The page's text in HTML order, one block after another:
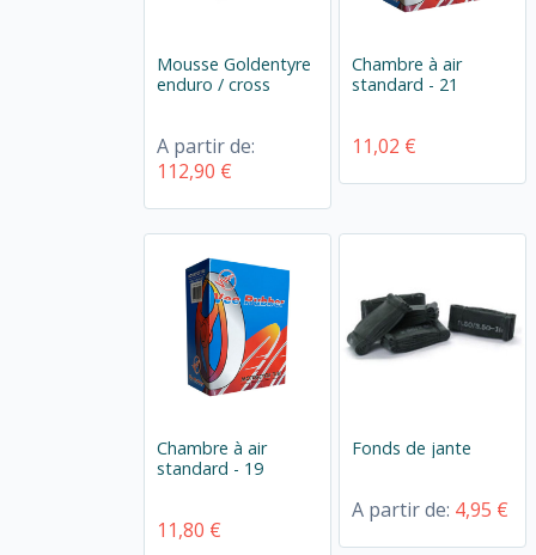
Mousse Goldentyre
enduro / cross
A partir de:
112,90 €
Chambre à air
standard - 21
11,02 €
Chambre à air
standard - 19
11,80 €
Fonds de jante
A partir de: 4,95 €